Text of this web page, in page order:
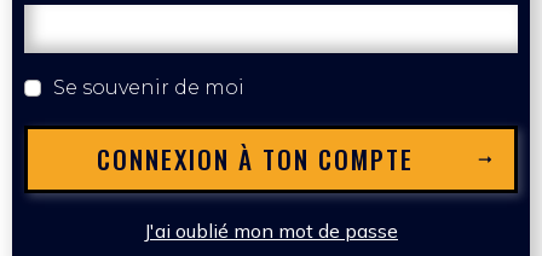
Se souvenir de moi
CONNEXION À TON COMPTE
J'ai oublié mon mot de passe